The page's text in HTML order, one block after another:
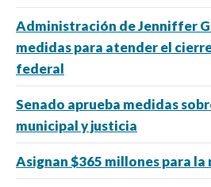
Administración de Jenniffer
medidas para atender el
federal
Senado aprueba medidas
municipal y justicia
Asignan $365 millones para